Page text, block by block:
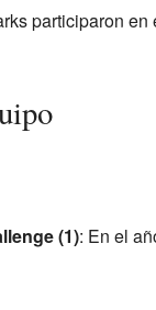
participaron
(1): En el